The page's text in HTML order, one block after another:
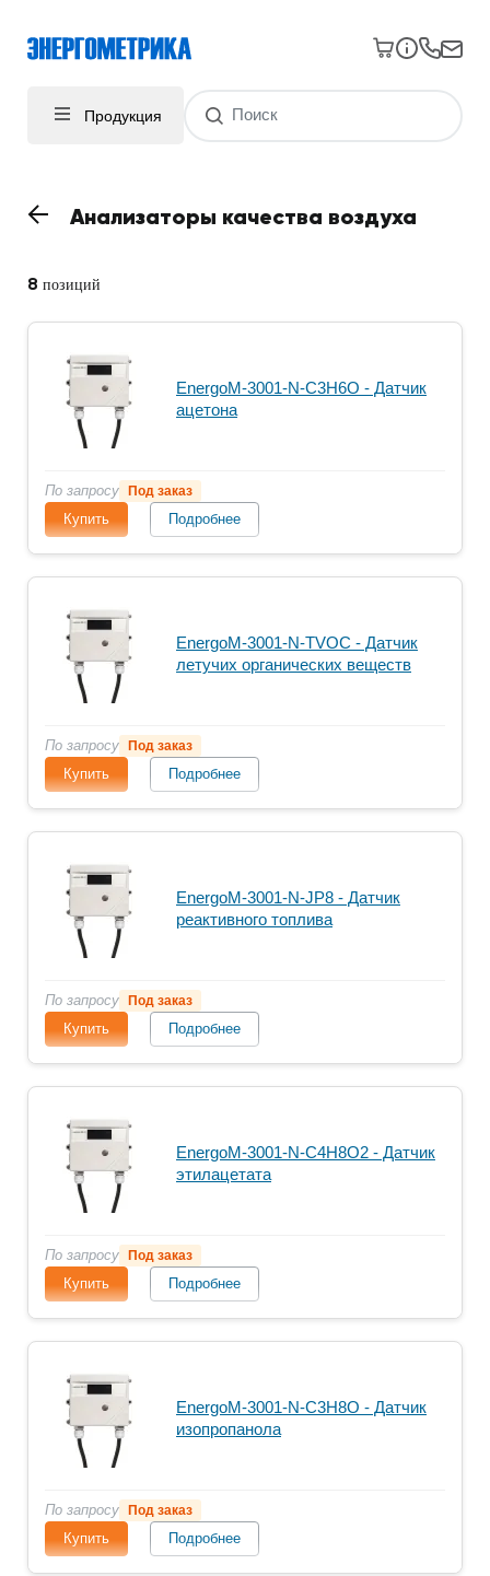
Продукция
Анализаторы качества воздуха
8 позиций
EnergoM-3001-N-C3H6O - Датчик
ацетона
По запросу Под заказ
Купить Подробнее
EnergoM-3001-N-TVOC - Датчик
летучих органических веществ
По запросу Под заказ
Купить Подробнее
EnergoM-3001-N-JP8 - Датчик
реактивного топлива
По запросу Под заказ
Купить Подробнее
EnergoM-3001-N-C4H8O2 - Датчик
этилацетата
По запросу Под заказ
Купить Подробнее
EnergoM-3001-N-C3H8O - Датчик
изопропанола
По запросу Под заказ
Купить Подробнее